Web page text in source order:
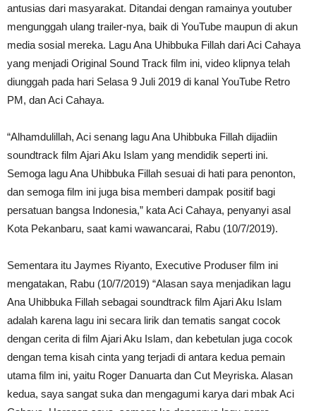
antusias dari masyarakat. Ditandai dengan ramainya youtuber
mengunggah ulang trailer-nya, baik di YouTube maupun di akun
media sosial mereka. Lagu Ana Uhibbuka Fillah dari Aci Cahaya
yang menjadi Original Sound Track film ini, video klipnya telah
diunggah pada hari Selasa 9 Juli 2019 di kanal YouTube Retro
PM, dan Aci Cahaya.
“Alhamdulillah, Aci senang lagu Ana Uhibbuka Fillah dijadiin
soundtrack film Ajari Aku Islam yang mendidik seperti ini.
Semoga lagu Ana Uhibbuka Fillah sesuai di hati para penonton,
dan semoga film ini juga bisa memberi dampak positif bagi
persatuan bangsa Indonesia,” kata Aci Cahaya, penyanyi asal
Kota Pekanbaru, saat kami wawancarai, Rabu (10/7/2019).
Sementara itu Jaymes Riyanto, Executive Produser film ini
mengatakan, Rabu (10/7/2019) “Alasan saya menjadikan lagu
Ana Uhibbuka Fillah sebagai soundtrack film Ajari Aku Islam
adalah karena lagu ini secara lirik dan tematis sangat cocok
dengan cerita di film Ajari Aku Islam, dan kebetulan juga cocok
dengan tema kisah cinta yang terjadi di antara kedua pemain
utama film ini, yaitu Roger Danuarta dan Cut Meyriska. Alasan
kedua, saya sangat suka dan mengagumi karya dari mbak Aci